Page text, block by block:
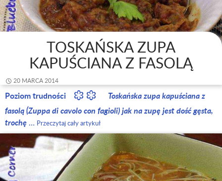
TOSKAŃSKA ZUPA
KAPUŚCIANA Z FASOLĄ
20 MARCA 2014
Poziom trudności
Toskańska zupa kapuściana z
fasolą (Zuppa di cavolo con fagioli) jak na zupę jest dość gęsta,
trochę … Przeczytaj cały artykuł